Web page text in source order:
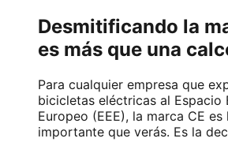
Desmitificando la
es más que una
Para cualquier empresa que
bicicletas eléctricas al Espacio
Europeo (EEE), la marca CE es
importante que verás. Es la